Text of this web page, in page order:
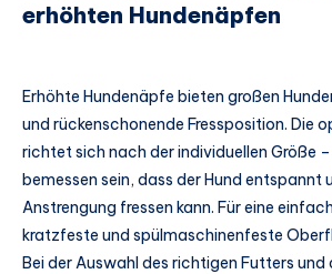
erhöhten Hundenäpfen
Erhöhte Hundenäpfe bieten großen
und rückenschonende Fressposition. Die
richtet sich nach der individuellen Größe
bemessen sein, dass der Hund entspannt
Anstrengung fressen kann. Für eine
kratzfeste und spülmaschinenfeste
Bei der Auswahl des richtigen Futters und